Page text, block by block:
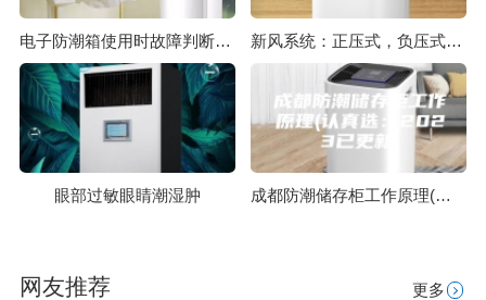
电子防潮箱使用时故障判断及维护方法 新风系统：正压式，负压式，双向流，全热交换，壁挂式如何选择？
眼部过敏眼睛潮湿肿 成都防潮储存柜工作原理(认真选：2023已更新)
网友推荐 更多